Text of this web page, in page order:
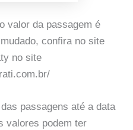
valor da passagem é
confira no site
no site
passagens até a data
valores podem ter